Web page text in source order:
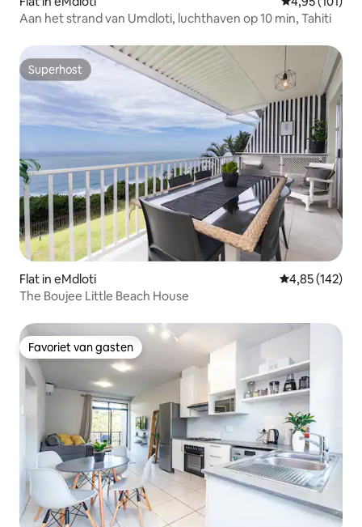
Aan het strand van Umdloti, luchthaven op 10 min, Tahiti
Superhost
Superhost
Flat in eMdloti Gemiddelde
4,85 (142)
The Boujee Little Beach House
Favoriet van gasten
Favoriet van gasten